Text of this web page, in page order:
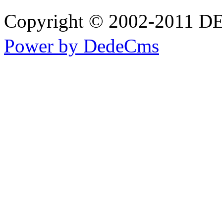
Copyright © 2002-2011
Power by DedeCms